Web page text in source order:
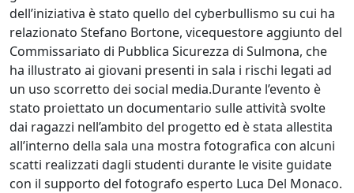
dell’iniziativa è stato quello del cyberbullismo su cui ha
relazionato Stefano Bortone, vicequestore aggiunto del
Commissariato di Pubblica Sicurezza di Sulmona, che
ha illustrato ai giovani presenti in sala i rischi legati ad
un uso scorretto dei social media.Durante l’evento è
stato proiettato un documentario sulle attività svolte
dai ragazzi nell’ambito del progetto ed è stata allestita
all’interno della sala una mostra fotografica con alcuni
scatti realizzati dagli studenti durante le visite guidate
con il supporto del fotografo esperto Luca Del Monaco.